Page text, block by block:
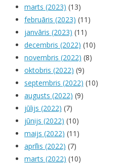
marts (2023) (13)
februāris (2023) (11)
janvāris (2023) (11)
decembris (2022) (10)
novembris (2022) (8)
oktobris (2022) (9)
septembris (2022) (10)
augusts (2022) (9)
jūlijs (2022) (7)
jūnijs (2022) (10)
maijs (2022) (11)
aprīlis (2022) (7)
marts (2022) (10)